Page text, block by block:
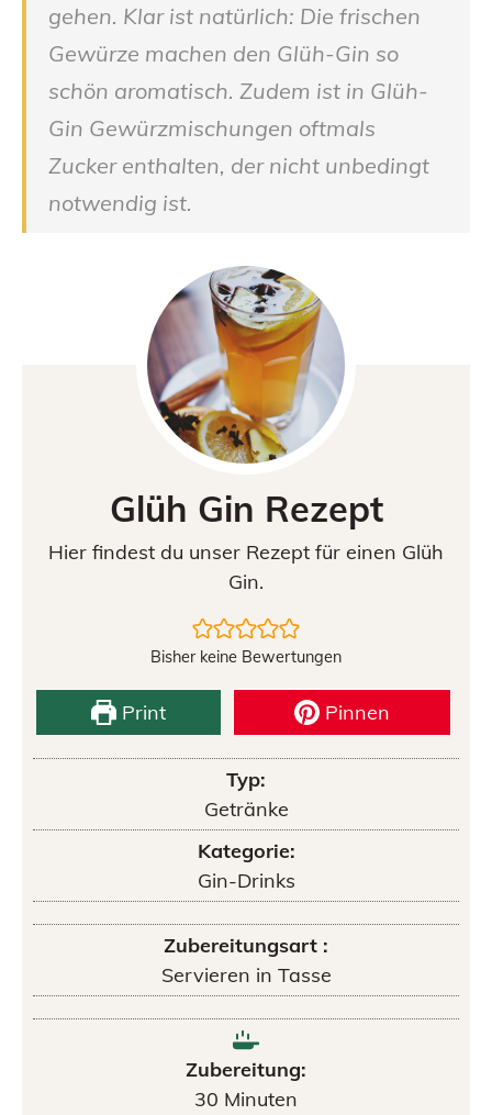
gehen. Klar ist natürlich: Die frischen
Gewürze machen den Glüh-Gin so
schön aromatisch. Zudem ist in Glüh-
Gin Gewürzmischungen oftmals
Zucker enthalten, der nicht unbedingt
notwendig ist.
Glüh Gin Rezept
Hier findest du unser Rezept für einen Glüh
Gin.
Bisher keine Bewertungen
Print Pinnen
Typ:
Getränke
Kategorie:
Gin-Drinks
Zubereitungsart :
Servieren in Tasse
Zubereitung:
30 Minuten